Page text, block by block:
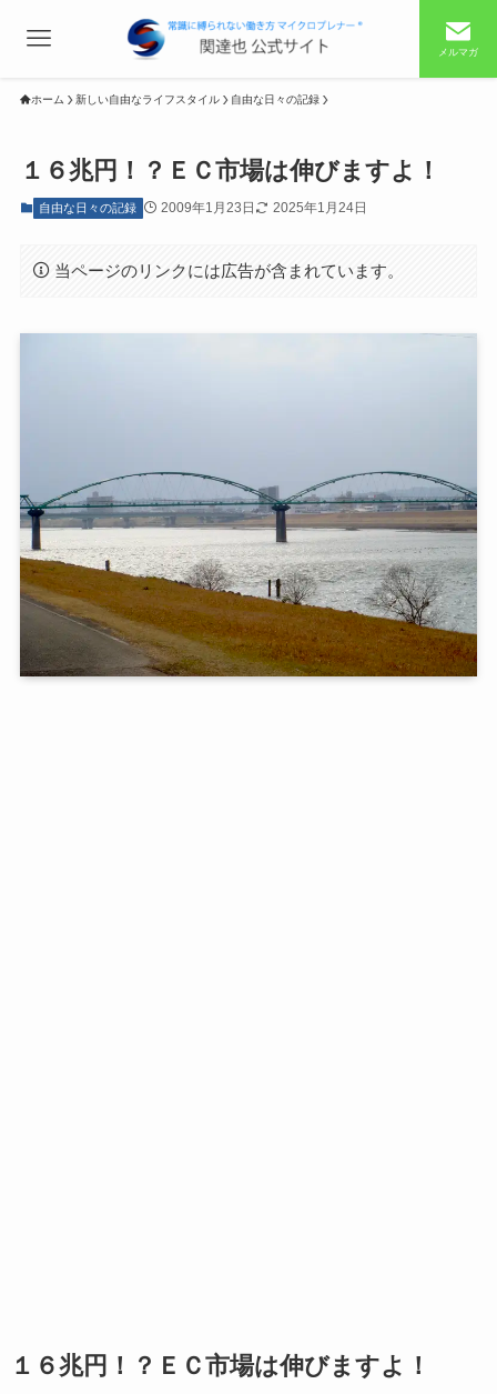
メルマガ
ホーム 新しい自由なライフスタイル 自由な日々の記録
１６兆円！？ＥＣ市場は伸びますよ！
自由な日々の記録 2009年1月23日 2025年1月24日
当ページのリンクには広告が含まれています。
１６兆円！？ＥＣ市場は伸びますよ！